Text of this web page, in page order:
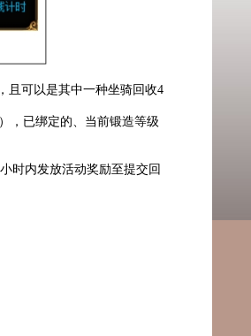
且可以是其中一种坐骑回收4
，已绑定的、当前锻造等级
时内发放活动奖励至提交回